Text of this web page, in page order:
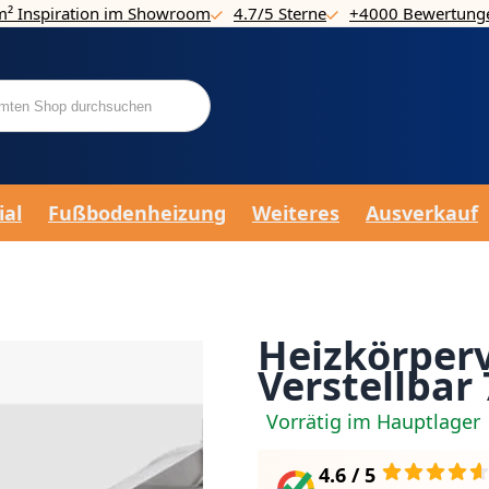
Inspiration im Showroom 4.7/5 Sterne +4000
Fußbodenheizung Weiteres Ausverkauf
Verstellbar
Vorrätig im Hauptlager
4.6 / 5